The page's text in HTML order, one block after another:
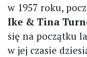
w 1957 roku,
Ike & Tina
się na początku
w jej czasie